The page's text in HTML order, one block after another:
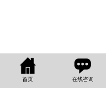
首页 在线咨询